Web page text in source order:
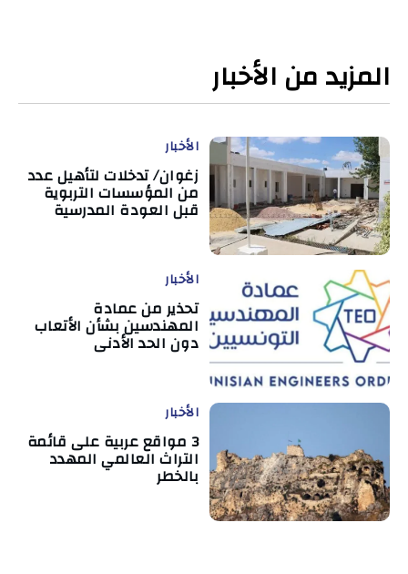
المزيد من الأخبار
الأخبار
زغوان/ تدخلات لتأهيل عدد
من المؤسسات التربوية
قبل العودة المدرسية
الأخبار
تحذير من عمادة
المهندسين بشأن الأتعاب
دون الحد الأدنى
الأخبار
3 مواقع عربية على قائمة
التراث العالمي المهدد
بالخطر